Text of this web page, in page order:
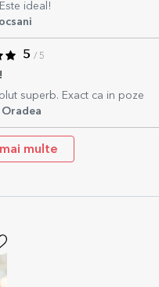
ideal!
5 / 5
superb. Exact ca in poze
Oradea
multe